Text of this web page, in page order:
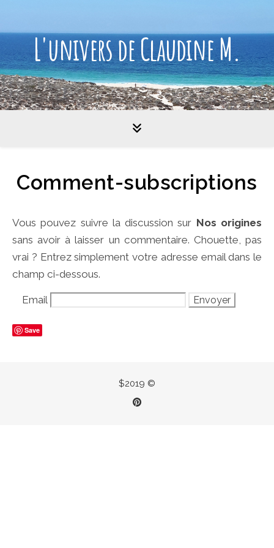
L'univers de Claudine M.
Comment-subscriptions
Vous pouvez suivre la discussion sur Nos origines
sans avoir à laisser un commentaire. Chouette, pas
vrai ? Entrez simplement votre adresse email dans le
champ ci-dessous.
Email
Save
$2019 ©